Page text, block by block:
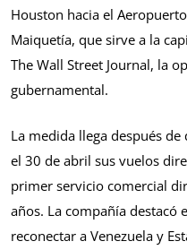
Houston hacia el
Maiquetía, que sirve a la
The Wall Street Journal, la
gubernamental.
La medida llega después
el 30 de abril sus vuelos
primer servicio comercial
años. La compañía destacó
reconectar a Venezuela y